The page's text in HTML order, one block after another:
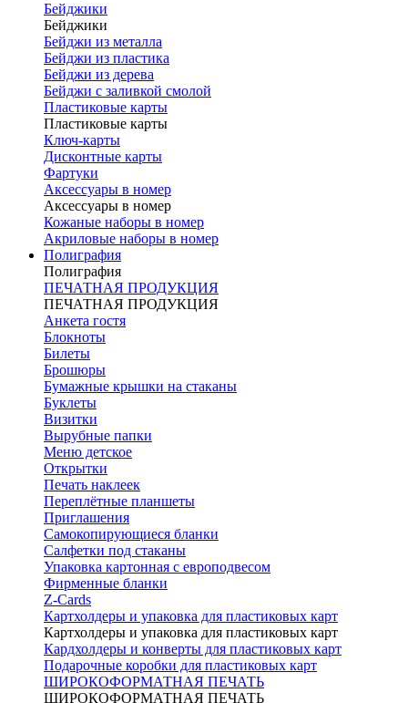
Бейджики
Бейджики
Бейджи из металла
Бейджи из пластика
Бейджи из дерева
Бейджи с заливкой смолой
Пластиковые карты
Пластиковые карты
Ключ-карты
Дисконтные карты
Фартуки
Аксессуары в номер
Аксессуары в номер
Кожаные наборы в номер
Акриловые наборы в номер
Полиграфия
Полиграфия
ПЕЧАТНАЯ ПРОДУКЦИЯ
ПЕЧАТНАЯ ПРОДУКЦИЯ
Анкета гостя
Блокноты
Билеты
Брошюры
Бумажные крышки на стаканы
Буклеты
Визитки
Вырубные папки
Меню детское
Открытки
Печать наклеек
Переплётные планшеты
Приглашения
Самокопирующиеся бланки
Салфетки под стаканы
Упаковка картонная с европодвесом
Фирменные бланки
Z-Cards
Картхолдеры и упаковка для пластиковых карт
Картхолдеры и упаковка для пластиковых карт
Кардхолдеры и конверты для пластиковых карт
Подарочные коробки для пластиковых карт
ШИРОКОФОРМАТНАЯ ПЕЧАТЬ
ШИРОКОФОРМАТНАЯ ПЕЧАТЬ